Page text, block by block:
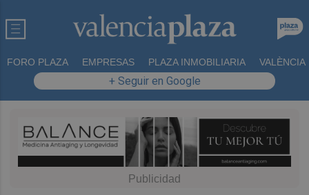
FORO PLAZA EMPRESAS PLAZA INMOBILIARIA VALÈNCIA
+ Seguir en Google